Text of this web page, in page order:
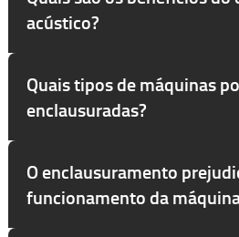
acústico?
Quais tipos de máquinas
enclausuradas?
O enclausuramento
funcionamento da